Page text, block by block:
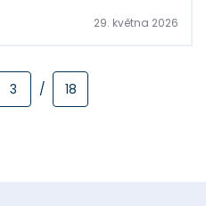
29. května 2026
3 / 18